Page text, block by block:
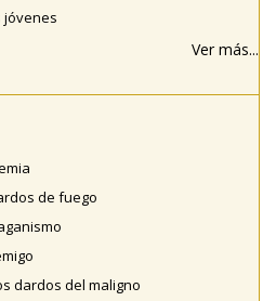
jóvenes
Ver más...
de fuego
dardos del maligno